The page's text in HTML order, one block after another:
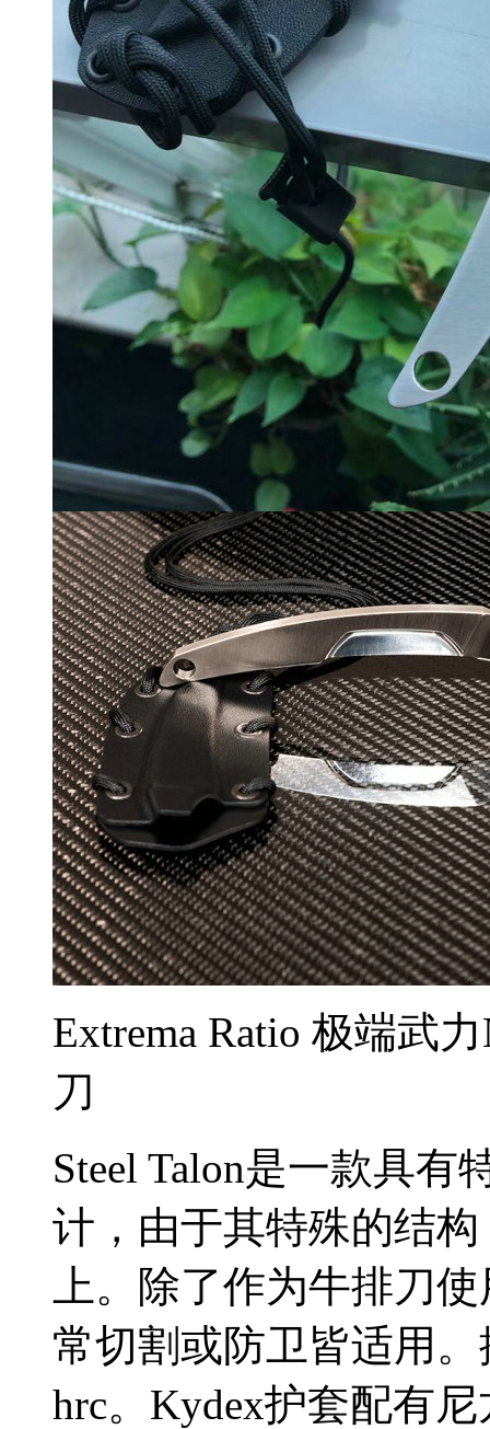
Extrema Ratio 极端武
刀
Steel Talon是一款具
计，由于其特殊的结
上。除了作为牛排刀
常切割或防卫皆适用
hrc。Kydex护套配有